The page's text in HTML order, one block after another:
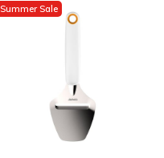
Summer Sale